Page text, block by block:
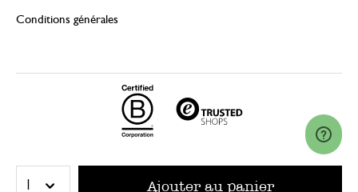
Ajouter au panier
Conditions générales
© 2026 Dille & Kamille (Nederland) B.V.